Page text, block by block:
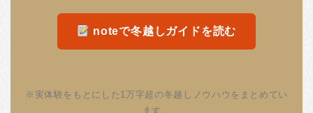
noteで冬越しガイドを読む
※実体験をもとにした1万字超の冬越しノウハウをまとめてい
ます。